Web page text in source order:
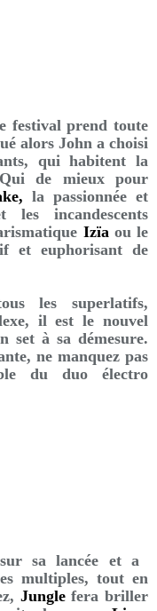
festival prend toute
alors John a choisi
qui habitent la
de mieux pour
la passionnée et
les incandescents
Izïa ou le
et euphorisant de
les superlatifs,
il est le nouvel
set à sa démesure.
ne manquez pas
du duo électro
sa lancée et a
multiples, tout en
Junglefera briller